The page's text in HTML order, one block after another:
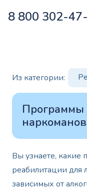
8 800 302-
Из категории:
Программы
Вы узнаете,
реабилитации для
зависимых от